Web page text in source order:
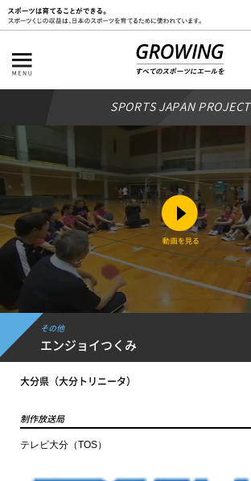
SPORTS JAPAN PROJECT
その他
エンジョイつくみ
大分県（大分トリニータ）
制作放送局
テレビ大分（TOS）